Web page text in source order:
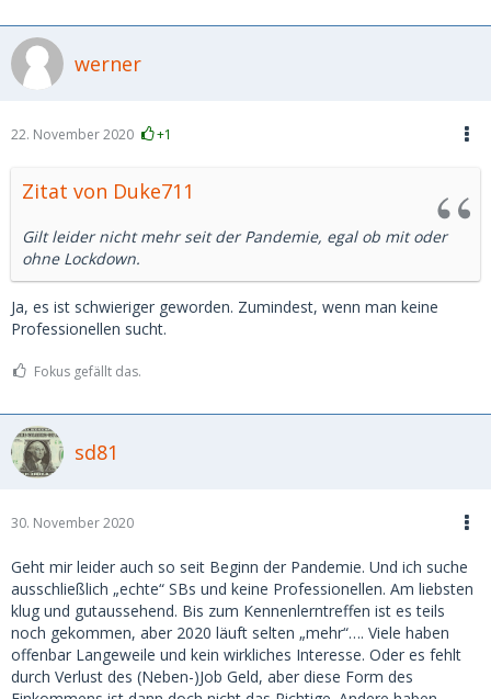
werner
22. November 2020 +1
Zitat von Duke711
Gilt leider nicht mehr seit der Pandemie, egal ob mit oder
ohne Lockdown.
Ja, es ist schwieriger geworden. Zumindest, wenn man keine
Professionellen sucht.
Fokus gefällt das.
sd81
30. November 2020
Geht mir leider auch so seit Beginn der Pandemie. Und ich suche
ausschließlich „echte“ SBs und keine Professionellen. Am liebsten
klug und gutaussehend. Bis zum Kennenlerntreffen ist es teils
noch gekommen, aber 2020 läuft selten „mehr“…. Viele haben
offenbar Langeweile und kein wirkliches Interesse. Oder es fehlt
durch Verlust des (Neben-)Job Geld, aber diese Form des